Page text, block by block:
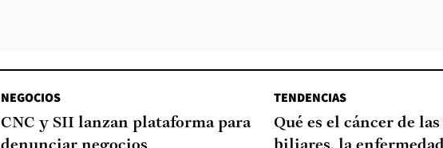
NEGOCIOS
CNC y SII lanzan plataforma para
TENDENCIAS
Qué es el cáncer de